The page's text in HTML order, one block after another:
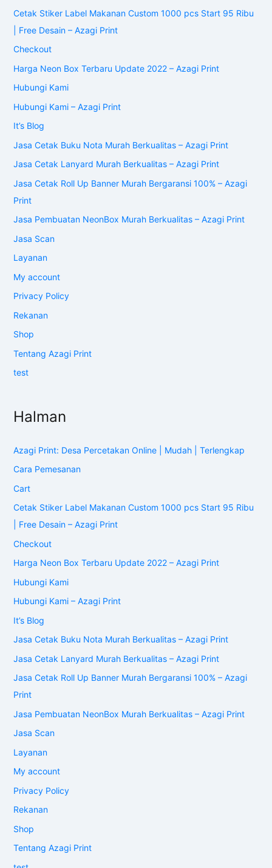
Cetak Stiker Label Makanan Custom 1000 pcs Start 95 Ribu
| Free Desain – Azagi Print
Checkout
Harga Neon Box Terbaru Update 2022 – Azagi Print
Hubungi Kami
Hubungi Kami – Azagi Print
It’s Blog
Jasa Cetak Buku Nota Murah Berkualitas – Azagi Print
Jasa Cetak Lanyard Murah Berkualitas – Azagi Print
Jasa Cetak Roll Up Banner Murah Bergaransi 100% – Azagi
Print
Jasa Pembuatan NeonBox Murah Berkualitas – Azagi Print
Jasa Scan
Layanan
My account
Privacy Policy
Rekanan
Shop
Tentang Azagi Print
test
Halman
Azagi Print: Desa Percetakan Online | Mudah | Terlengkap
Cara Pemesanan
Cart
Cetak Stiker Label Makanan Custom 1000 pcs Start 95 Ribu
| Free Desain – Azagi Print
Checkout
Harga Neon Box Terbaru Update 2022 – Azagi Print
Hubungi Kami
Hubungi Kami – Azagi Print
It’s Blog
Jasa Cetak Buku Nota Murah Berkualitas – Azagi Print
Jasa Cetak Lanyard Murah Berkualitas – Azagi Print
Jasa Cetak Roll Up Banner Murah Bergaransi 100% – Azagi
Print
Jasa Pembuatan NeonBox Murah Berkualitas – Azagi Print
Jasa Scan
Layanan
My account
Privacy Policy
Rekanan
Shop
Tentang Azagi Print